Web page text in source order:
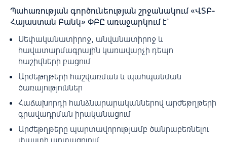
Պահառության գործունեության շրջանակում «ՎՏԲ-
Հայաստան Բանկ» ՓԲԸ առաջարկում է`
Սեփականատիրոջ, անվանատիրոջ և
հավատարմագրային կառավարչի դեպո
հաշիվների բացում
Արժեթղթերի հաշվառման և պահպանման
ծառայություններ
Հաճախորդի հանձնարարականներով արժեթղթերի
գրավադրման իրականացում
Արժեթղթերը պարտավորությամբ ծանրաբեռնելու
փաստի արտացոլում